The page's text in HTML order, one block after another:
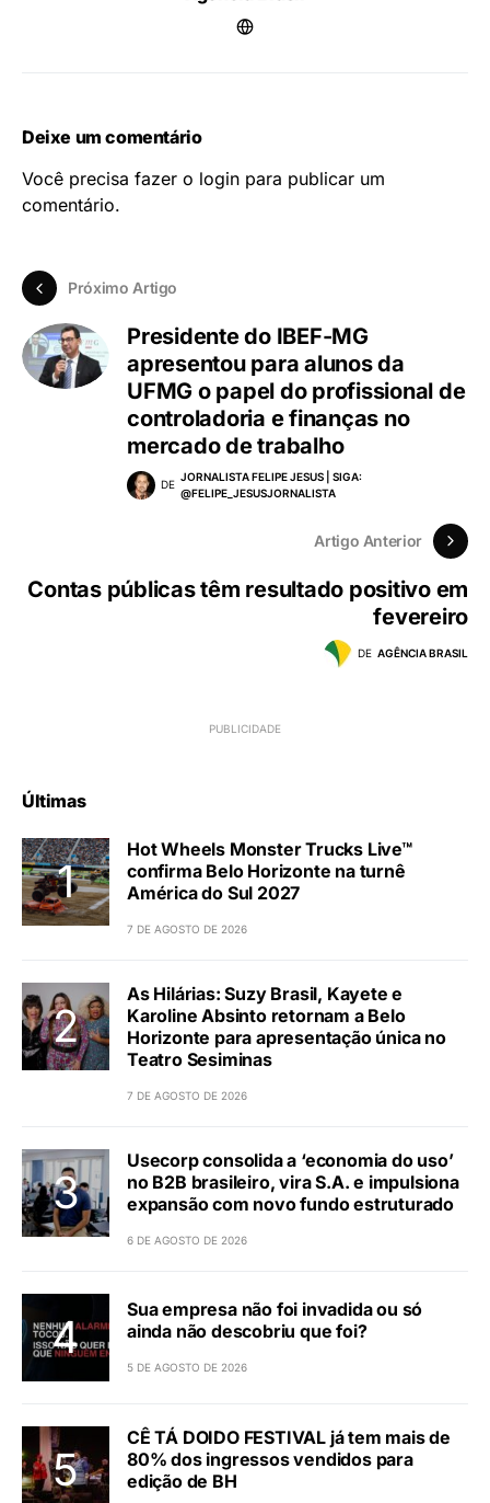
Deixe um comentário
Você precisa fazer o login para publicar um
comentário.
Próximo Artigo
Presidente do IBEF-MG
apresentou para alunos da
UFMG o papel do profissional de
controladoria e finanças no
mercado de trabalho
DE
JORNALISTA FELIPE JESUS | SIGA:
@FELIPE_JESUSJORNALISTA
Artigo Anterior
Contas públicas têm resultado positivo em
fevereiro
DE AGÊNCIA BRASIL
Últimas
Hot Wheels Monster Trucks Live™
confirma Belo Horizonte na turnê
América do Sul 2027
7 DE AGOSTO DE 2026
As Hilárias: Suzy Brasil, Kayete e
Karoline Absinto retornam a Belo
Horizonte para apresentação única no
Teatro Sesiminas
7 DE AGOSTO DE 2026
Usecorp consolida a ‘economia do uso’
no B2B brasileiro, vira S.A. e impulsiona
expansão com novo fundo estruturado
6 DE AGOSTO DE 2026
Sua empresa não foi invadida ou só
ainda não descobriu que foi?
5 DE AGOSTO DE 2026
CÊ TÁ DOIDO FESTIVAL já tem mais de
80% dos ingressos vendidos para
edição de BH